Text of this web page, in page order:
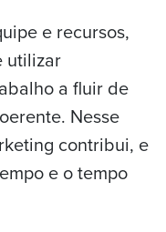
e recursos,
utilizar
a fluir de
Nesse
contribui, e
e o tempo